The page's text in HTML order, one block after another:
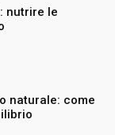
nutrire le
naturale: come